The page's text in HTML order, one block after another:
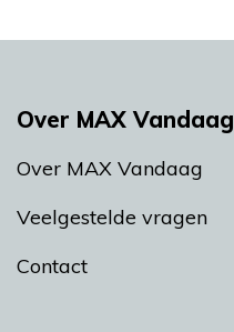
Over MAX Vandaag
Over MAX Vandaag
Veelgestelde vragen
Contact